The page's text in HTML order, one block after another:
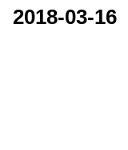
2018-03-16